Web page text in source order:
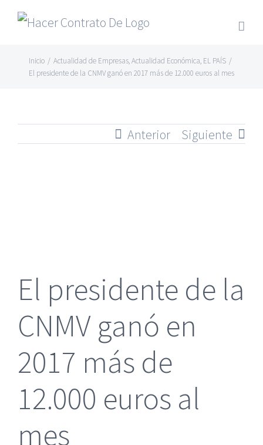
Skip
Inicio / Actualidad de Empresas,Actualidad Económica, EL PAÍS /
El presidente de la CNMV ganó en 2017 más de 12.000 euros al mes
Anterior Siguiente
El presidente de la
CNMV ganó en
2017 más de
12.000 euros al
mes